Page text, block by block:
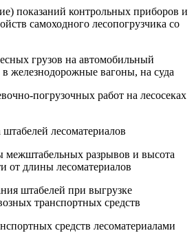
показаний контрольных приборов и
самоходного лесопогрузчика со
грузов на автомобильный
в железнодорожные вагоны, на суда
погрузочных работ на лесосеках
лесоматериалов
разрывов и высота
от длины лесоматериалов
штабелей при выгрузке
транспортных средств
средств лесоматериалами